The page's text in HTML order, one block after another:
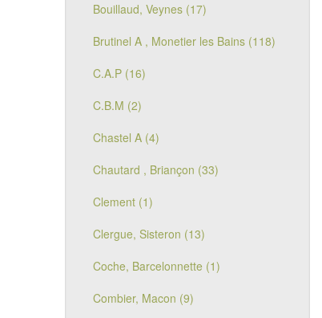
Bouillaud, Veynes (17)
Brutinel A , Monetier les Bains (118)
C.A.P (16)
C.B.M (2)
Chastel A (4)
Chautard , Briançon (33)
Clement (1)
Clergue, Sisteron (13)
Coche, Barcelonnette (1)
Combier, Macon (9)